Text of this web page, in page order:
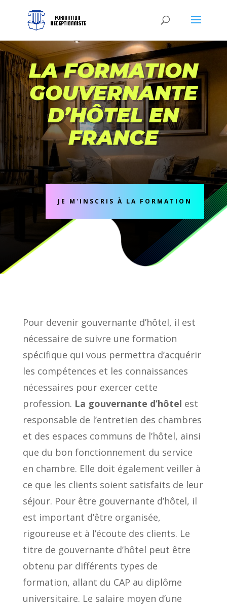
LA FORMATION
GOUVERNANTE
D’HÔTEL EN
FRANCE
JE M'INSCRIS À LA FORMATION
Pour devenir gouvernante d’hôtel, il est
nécessaire de suivre une formation
spécifique qui vous permettra d’acquérir
les compétences et les connaissances
nécessaires pour exercer cette
profession. La gouvernante d’hôtel est
responsable de l’entretien des chambres
et des espaces communs de l’hôtel, ainsi
que du bon fonctionnement du service
en chambre. Elle doit également veiller à
ce que les clients soient satisfaits de leur
séjour. Pour être gouvernante d’hôtel, il
est important d’être organisée,
rigoureuse et à l’écoute des clients. Le
titre de gouvernante d’hôtel peut être
obtenu par différents types de
formation, allant du CAP au diplôme
universitaire. Le salaire moyen d’une